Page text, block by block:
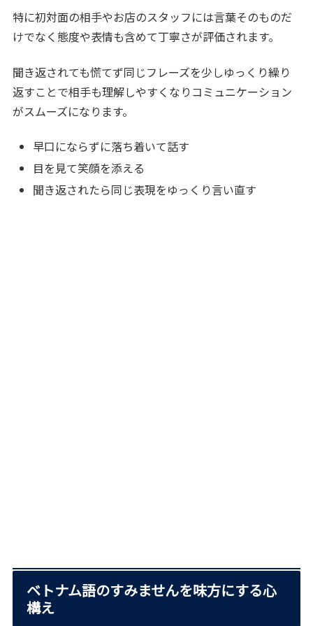
特に初対面の相手やお店のスタッフには言葉そのものだ
けでなく態度や表情も含めて丁寧さが評価されます。
聞き返されても慌てず同じフレーズを少しゆっくり繰り
返すことで相手も理解しやすくなりコミュニケーション
がスムーズになります。
早口にならずに落ち着いて話す
目を見て笑顔を添える
聞き返されたら同じ表現をゆっくり言い直す
ベトナム語のすみませんを味方にする心
構え